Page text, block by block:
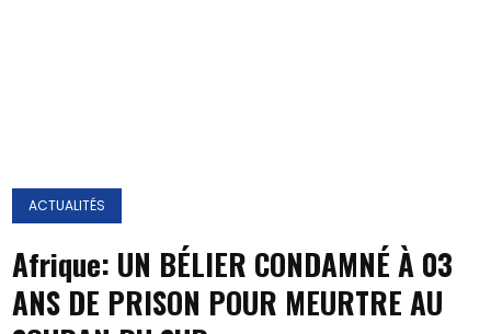
ACTUALITÉS
Afrique: UN BÉLIER CONDAMNÉ À 03
ANS DE PRISON POUR MEURTRE AU